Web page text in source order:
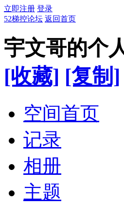
立即注册 登录
52梯控论坛 返回首页
宇文哥的个
[收藏] [复制]
空间首页
记录
相册
主题